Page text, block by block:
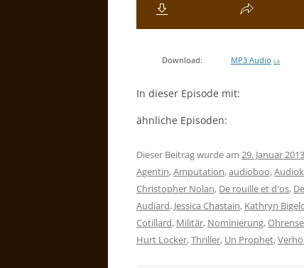
Download: MP3 Audio 0 B
In dieser Episode mit:
ähnliche Episoden:
Dieser Beitrag wurde am 29. Januar 2013
Agentin,Amputation,audioboo,
Christopher Nolan, De rouille et d'os,
Audiard, Jessica Chastain, Kathryn
Cotillard, Militär, Nominierung,
Hurt Locker,Thriller, Un Prophet,